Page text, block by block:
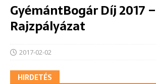
GyémántBogár Díj 2017 –
Rajzpályázat
2017-02-02
HIRDETÉS